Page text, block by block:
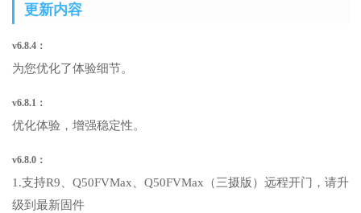
更新内容
v6.8.4：
为您优化了体验细节。
v6.8.1：
优化体验，增强稳定性。
v6.8.0：
1.支持R9、Q50FVMax、Q50FVMax（三摄版）远程开门，请升
级到最新固件